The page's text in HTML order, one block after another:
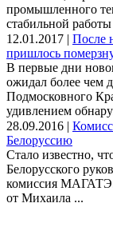
промышленного
стабильной
12.01.2017 | После
пришлось
В первые дни
ожидал более чем
Подмосковного
удивлением
28.09.2016 |
Белоруссию
Стало известно,
Белорусского
комиссия
от Михаила ...